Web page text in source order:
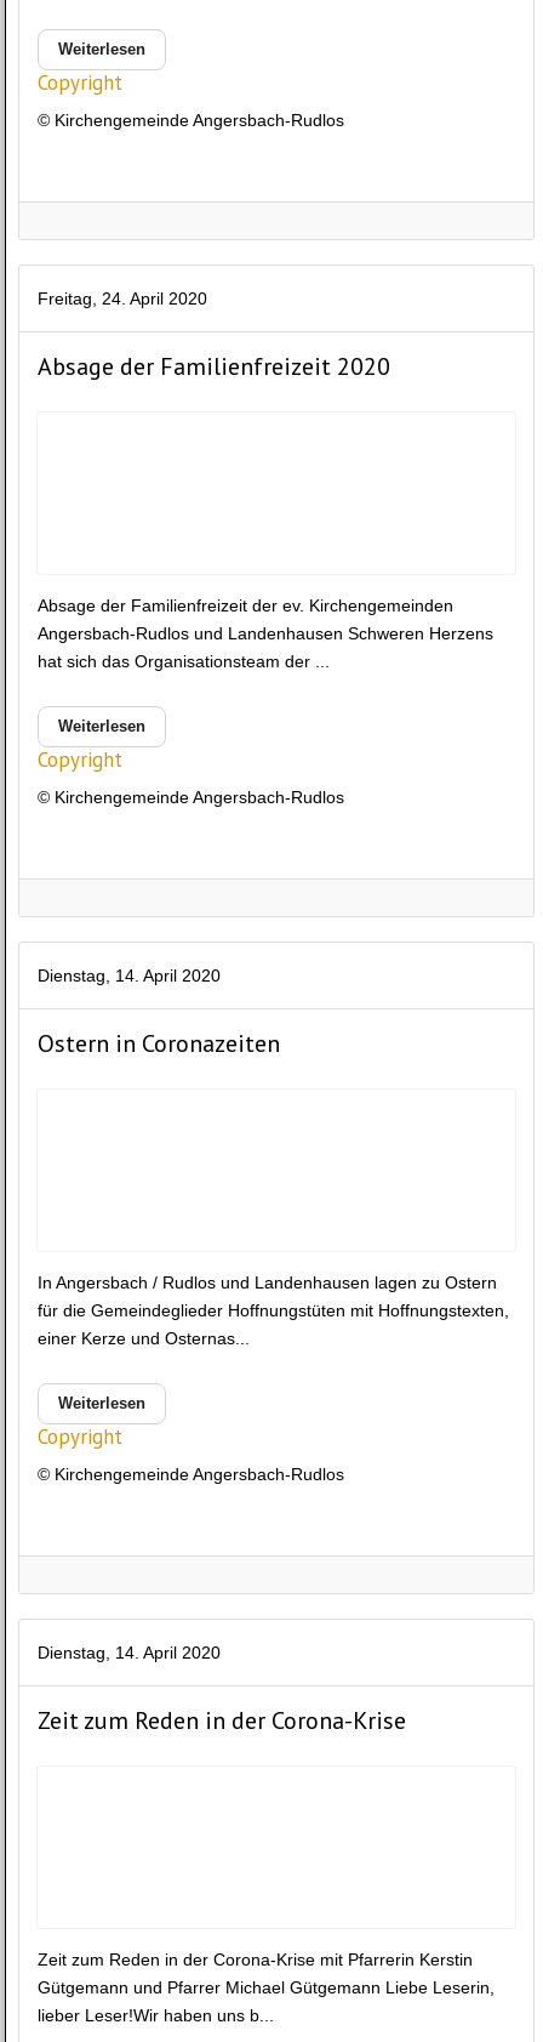
Weiterlesen
Copyright
© Kirchengemeinde Angersbach-Rudlos
Freitag, 24. April 2020
Absage der Familienfreizeit 2020
Absage der Familienfreizeit der ev. Kirchengemeinden
Angersbach-Rudlos und Landenhausen Schweren Herzens
hat sich das Organisationsteam der ...
Weiterlesen
Copyright
© Kirchengemeinde Angersbach-Rudlos
Dienstag, 14. April 2020
Ostern in Coronazeiten
In Angersbach / Rudlos und Landenhausen lagen zu Ostern
für die Gemeindeglieder Hoffnungstüten mit Hoffnungstexten,
einer Kerze und Osternas...
Weiterlesen
Copyright
© Kirchengemeinde Angersbach-Rudlos
Dienstag, 14. April 2020
Zeit zum Reden in der Corona-Krise
Zeit zum Reden in der Corona-Krise mit Pfarrerin Kerstin
Gütgemann und Pfarrer Michael Gütgemann Liebe Leserin,
lieber Leser!Wir haben uns b...